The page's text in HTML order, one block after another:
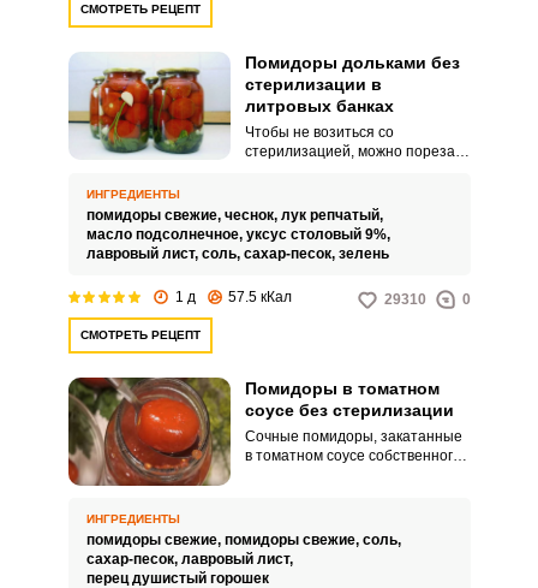
СМОТРЕТЬ РЕЦЕПТ
Помидоры дольками без
стерилизации в
литровых банках
Чтобы не возиться со
стерилизацией, можно порезать
Однако банки при этом должны
быть максимально
стерильными, чтобы заготовка
ИНГРЕДИЕНТЫ
помидоры свежие, чеснок, лук репчатый,
масло подсолнечное, уксус столовый 9%,
лавровый лист, соль, сахар-песок, зелень
1 д 57.5 кКал 29310 0
СМОТРЕТЬ РЕЦЕПТ
Помидоры в томатном
соусе без стерилизации
Сочные помидоры, закатанные
в томатном соусе собственного
праздничного, так и для
повседневного стола.
Помидоры, приготовленные по
ИНГРЕДИЕНТЫ
помидоры свежие, помидоры свежие, соль,
сахар-песок, лавровый лист,
перец душистый горошек